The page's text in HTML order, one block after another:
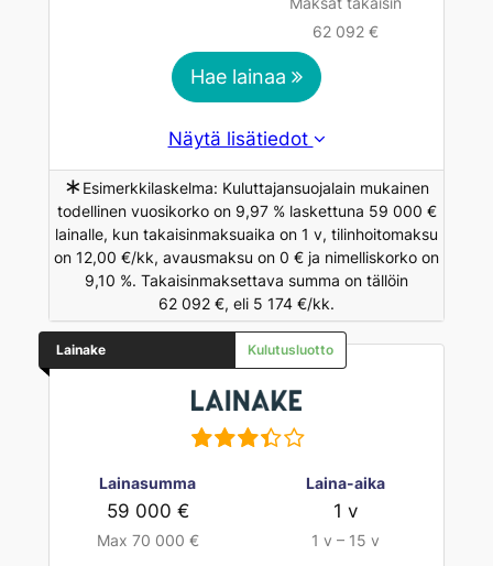
62 092 €
Hae lainaa
Näytä lisätiedot
∗ Esimerkkilaskelma: Kuluttajansuojalain mukainen
todellinen vuosikorko on 9,97 % laskettuna 59 000 €
lainalle, kun takaisinmaksuaika on 1 v, tilinhoitomaksu
on 12,00 €/kk, avausmaksu on 0 € ja nimelliskorko on
9,10 %. Takaisinmaksettava summa on tällöin
62 092 €, eli 5 174 €/kk.
Lainake Kulutusluotto
Lainasumma
59 000 €
Max 70 000 €
Laina-aika
1 v
1 v – 15 v